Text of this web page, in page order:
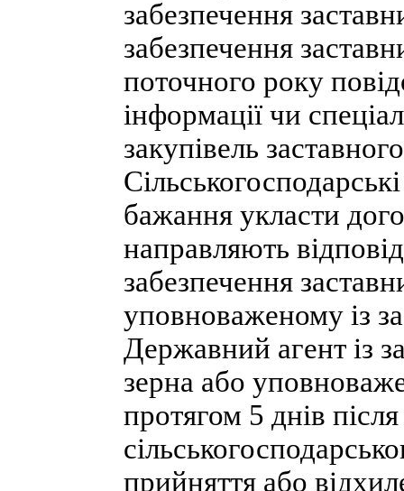
забезпечення
забезпечення
поточного року
інформації чи
закупівель
бажання укласти
направляють
забезпечення
уповноваженому із
Державний агент із
зерна або
протягом 5 днів
прийняття або